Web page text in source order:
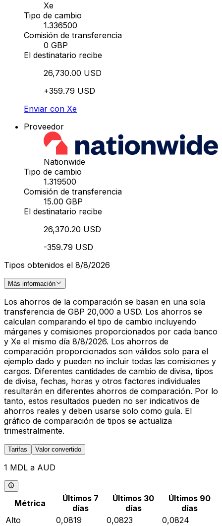
Xe
Tipo de cambio
1.336500
Comisión de transferencia
0 GBP
El destinatario recibe
26,730.00 USD
+359.79 USD
Enviar con Xe
Proveedor
Nationwide
Tipo de cambio
1.319500
Comisión de transferencia
15.00 GBP
El destinatario recibe
26,370.20 USD
-359.79 USD
Tipos obtenidos el 8/8/2026
Más información
Los ahorros de la comparación se basan en una sola
transferencia de GBP 20,000 a USD. Los ahorros se
calculan comparando el tipo de cambio incluyendo
márgenes y comisiones proporcionados por cada banco
y Xe el mismo día 8/8/2026. Los ahorros de
comparación proporcionados son válidos solo para el
ejemplo dado y pueden no incluir todas las comisiones y
cargos. Diferentes cantidades de cambio de divisa, tipos
de divisa, fechas, horas y otros factores individuales
resultarán en diferentes ahorros de comparación. Por lo
tanto, estos resultados pueden no ser indicativos de
ahorros reales y deben usarse solo como guía. El
gráfico de comparación de tipos se actualiza
trimestralmente.
Tarifas Valor convertido
1 MDL a AUD
Métrica
Últimos 7
días
Últimos 30
días
Últimos 90
días
Alto
0,0819 0,0823
0,0824